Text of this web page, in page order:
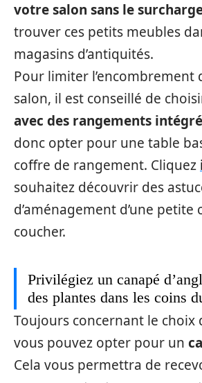
votre salon sans le
trouver ces petits meubles
magasins d’antiquités.
Pour limiter l’encombrement
salon, il est conseillé de
avec des rangements
donc opter pour une table
coffre de rangement. Cliquez
souhaitez découvrir des
d’aménagement d’une petite
coucher.
Privilégiez un canapé
des plantes dans les coins
Toujours concernant le choix
vous pouvez opter pour un
Cela vous permettra de